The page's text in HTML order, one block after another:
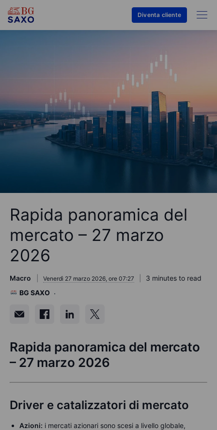
Diventa cliente
Rapida panoramica del
mercato – 27 marzo
2026
Macro Venerdì 27 marzo 2026, ore 07:27
3 minutes to read
BG SAXO
Rapida panoramica del mercato
– 27 marzo 2026
Driver e catalizzatori di mercato
Azioni: i mercati azionari sono scesi a livello globale,